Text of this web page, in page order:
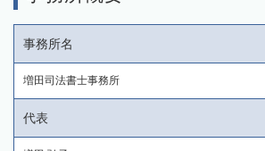
事務所名
増田司法書士事務所
代表